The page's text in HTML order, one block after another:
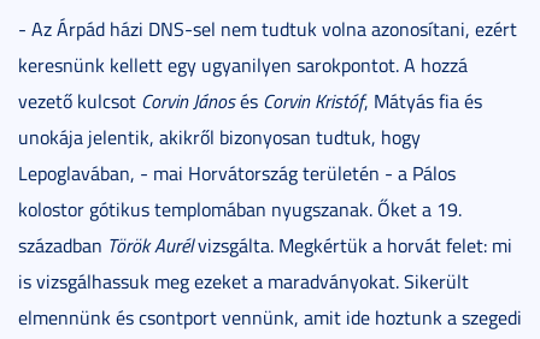
- Az Árpád házi DNS-sel nem tudtuk volna azonosítani, ezért
keresnünk kellett egy ugyanilyen sarokpontot. A hozzá
vezető kulcsot Corvin Jánosés Corvin Kristóf, Mátyás fia és
unokája jelentik, akikről bizonyosan tudtuk, hogy
Lepoglavában, - mai Horvátország területén - a Pálos
kolostor gótikus templomában nyugszanak. Őket a 19.
században Török Aurélvizsgálta. Megkértük a horvát felet: mi
is vizsgálhassuk meg ezeket a maradványokat. Sikerült
elmennünk és csontport vennünk, amit ide hoztunk a szegedi